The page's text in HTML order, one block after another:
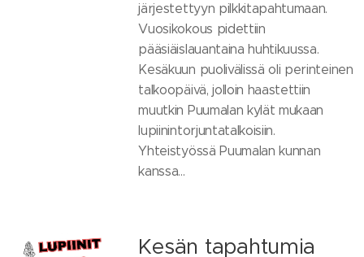
järjestettyyn pilkkitapahtumaan.
Vuosikokous pidettiin
pääsiäislauantaina huhtikuussa.
Kesäkuun puolivälissä oli perinteinen
talkoopäivä, jolloin haastettiin
muutkin Puumalan kylät mukaan
lupiinintorjuntatalkoisiin.
Yhteistyössä Puumalan kunnan
kanssa...
Kesän tapahtumia